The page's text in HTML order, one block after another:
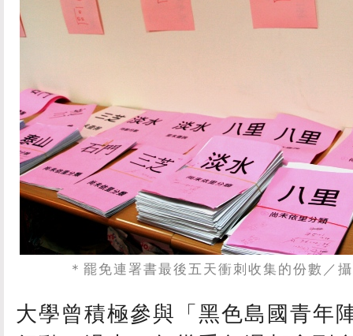
＊罷免連署書最後五天衝刺收集的份數 ／
大學曾積極參與「黑色島國青年